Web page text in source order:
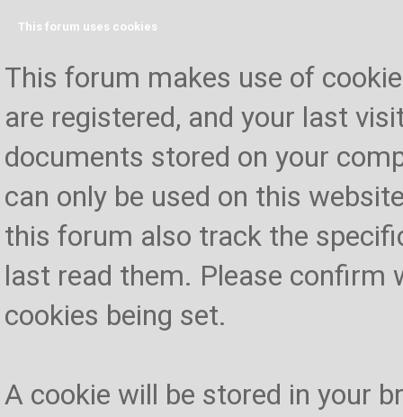
This forum uses cookies
This forum makes use of
are registered, and your last
documents stored on your
can only be used on this
this forum also track the
last read them. Please confirm
cookies being set.
A cookie will be stored in your